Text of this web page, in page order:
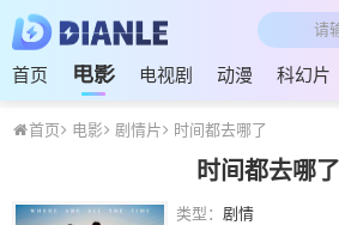
首页 电影 电视剧 动漫 科幻片
首页 电影 剧情片 时间都去哪了
时间都去哪了
类型： 剧情